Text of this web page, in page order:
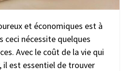
et économiques est à
ceci nécessite quelques
Avec le coût de la vie qui
il est essentiel de trouver